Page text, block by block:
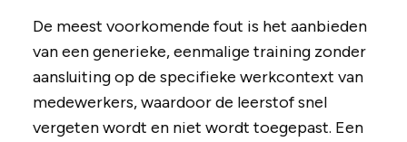
De meest voorkomende fout is het aanbieden
van een generieke, eenmalige training zonder
aansluiting op de specifieke werkcontext van
medewerkers, waardoor de leerstof snel
vergeten wordt en niet wordt toegepast. Een